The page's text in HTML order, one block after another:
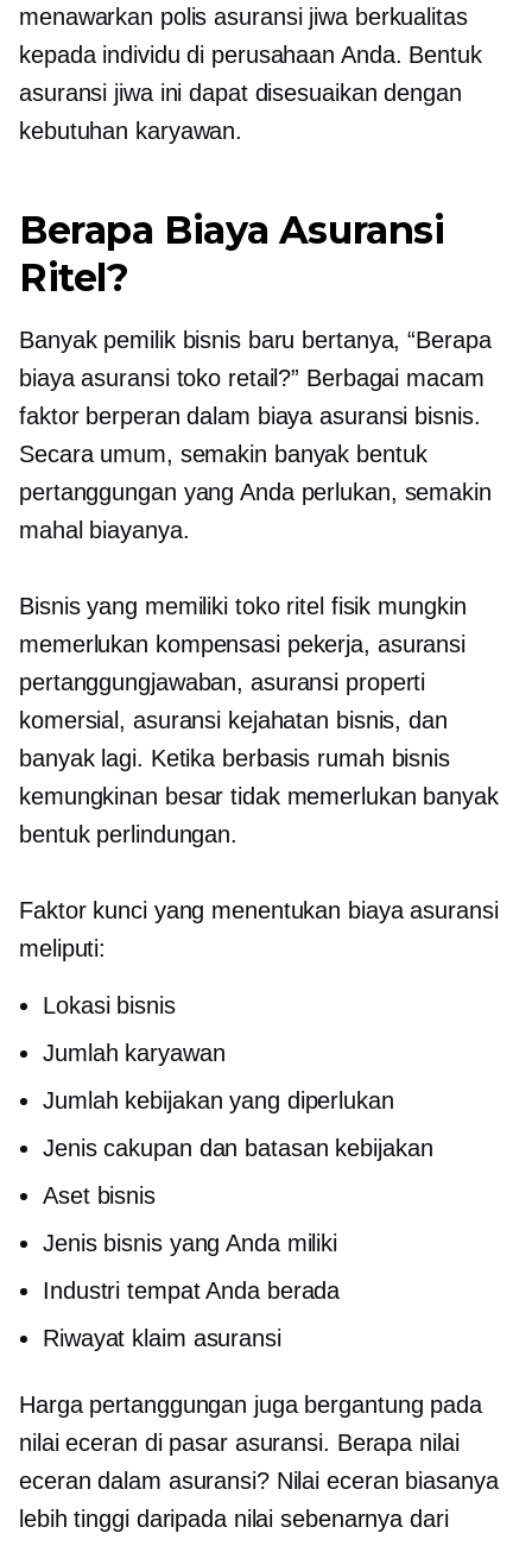
menawarkan polis asuransi jiwa berkualitas
kepada individu di perusahaan Anda. Bentuk
asuransi jiwa ini dapat disesuaikan dengan
kebutuhan karyawan.
Berapa Biaya Asuransi
Ritel?
Banyak pemilik bisnis baru bertanya, “Berapa
biaya asuransi toko retail?” Berbagai macam
faktor berperan dalam biaya asuransi bisnis.
Secara umum, semakin banyak bentuk
pertanggungan yang Anda perlukan, semakin
mahal biayanya.
Bisnis yang memiliki toko ritel fisik mungkin
memerlukan kompensasi pekerja, asuransi
pertanggungjawaban, asuransi properti
komersial, asuransi kejahatan bisnis, dan
banyak lagi. Ketika berbasis rumah bisnis
kemungkinan besar tidak memerlukan banyak
bentuk perlindungan.
Faktor kunci yang menentukan biaya asuransi
meliputi:
Lokasi bisnis
Jumlah karyawan
Jumlah kebijakan yang diperlukan
Jenis cakupan dan batasan kebijakan
Aset bisnis
Jenis bisnis yang Anda miliki
Industri tempat Anda berada
Riwayat klaim asuransi
Harga pertanggungan juga bergantung pada
nilai eceran di pasar asuransi. Berapa nilai
eceran dalam asuransi? Nilai eceran biasanya
lebih tinggi daripada nilai sebenarnya dari